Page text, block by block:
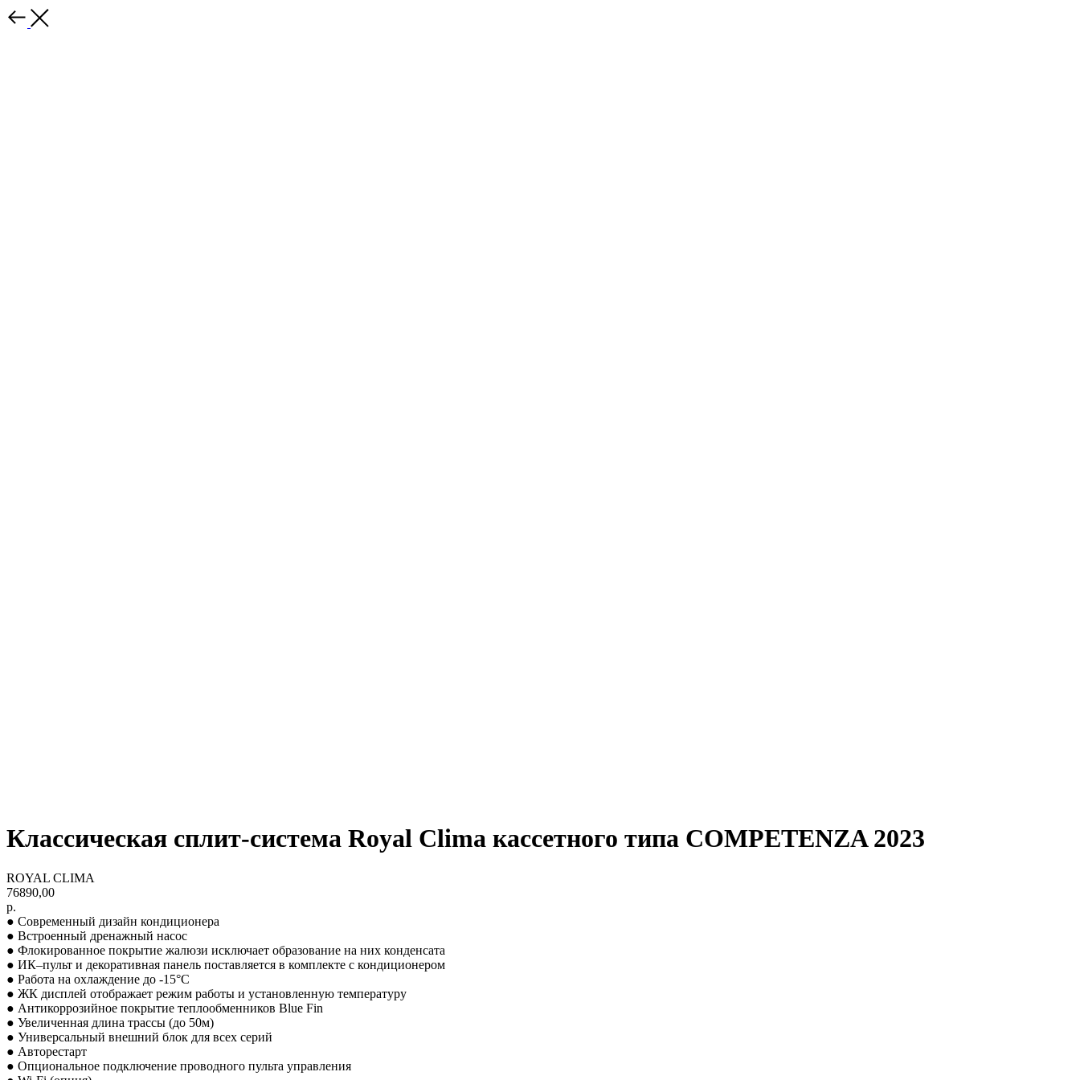
Классическая сплит-система Royal Clima кассетного типа COMPETENZA 2023
ROYAL CLIMA
76890,00
р.
● Современный дизайн кондиционера
● Встроенный дренажный насос
● Флокированное покрытие жалюзи исключает образование на них конденсата
● ИК–пульт и декоративная панель поставляется в комплекте с кондиционером
● Работа на охлаждение до -15°С
● ЖК дисплей отображает режим работы и установленную температуру
● Антикоррозийное покрытие теплообменников Blue Fin
● Увеличенная длина трассы (до 50м)
● Универсальный внешний блок для всех серий
● Авторестарт
● Опциональное подключение проводного пульта управления